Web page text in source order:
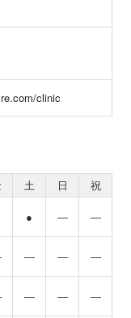
clinic
土 日
祝
● ― ―
― ― ―
― ― ―